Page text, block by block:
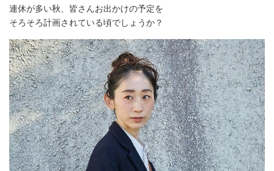
連休が多い秋、皆さんお出かけの予定を
そろそろ計画されている頃でしょうか？